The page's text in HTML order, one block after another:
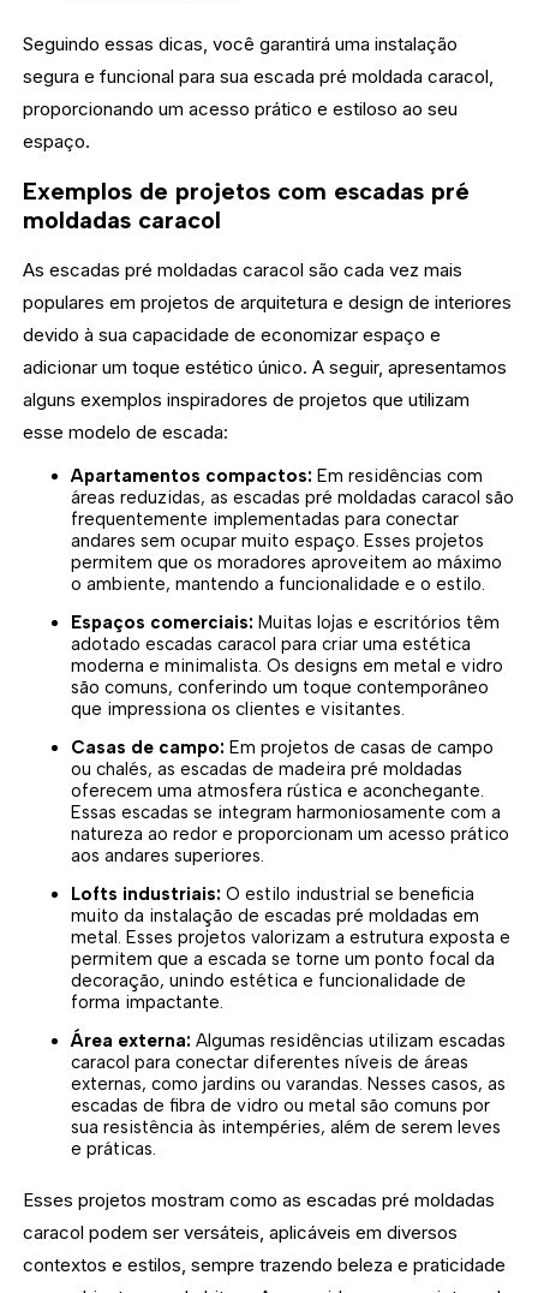
Seguindo essas dicas, você garantirá uma instalação
segura e funcional para sua escada pré moldada caracol,
proporcionando um acesso prático e estiloso ao seu
espaço.
Exemplos de projetos com escadas pré
moldadas caracol
As escadas pré moldadas caracol são cada vez mais
populares em projetos de arquitetura e design de interiores
devido à sua capacidade de economizar espaço e
adicionar um toque estético único. A seguir, apresentamos
alguns exemplos inspiradores de projetos que utilizam
esse modelo de escada:
Apartamentos compactos: Em residências com
áreas reduzidas, as escadas pré moldadas caracol são
frequentemente implementadas para conectar
andares sem ocupar muito espaço. Esses projetos
permitem que os moradores aproveitem ao máximo
o ambiente, mantendo a funcionalidade e o estilo.
Espaços comerciais: Muitas lojas e escritórios têm
adotado escadas caracol para criar uma estética
moderna e minimalista. Os designs em metal e vidro
são comuns, conferindo um toque contemporâneo
que impressiona os clientes e visitantes.
Casas de campo: Em projetos de casas de campo
ou chalés, as escadas de madeira pré moldadas
oferecem uma atmosfera rústica e aconchegante.
Essas escadas se integram harmoniosamente com a
natureza ao redor e proporcionam um acesso prático
aos andares superiores.
Lofts industriais: O estilo industrial se beneficia
muito da instalação de escadas pré moldadas em
metal. Esses projetos valorizam a estrutura exposta e
permitem que a escada se torne um ponto focal da
decoração, unindo estética e funcionalidade de
forma impactante.
Área externa: Algumas residências utilizam escadas
caracol para conectar diferentes níveis de áreas
externas, como jardins ou varandas. Nesses casos, as
escadas de fibra de vidro ou metal são comuns por
sua resistência às intempéries, além de serem leves
e práticas.
Esses projetos mostram como as escadas pré moldadas
caracol podem ser versáteis, aplicáveis em diversos
contextos e estilos, sempre trazendo beleza e praticidade